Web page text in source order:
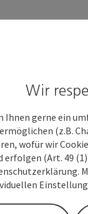
das sich auf
und dem
Wir
Ihnen gerne ein
(z.B.
wofür wir
(Art. 49